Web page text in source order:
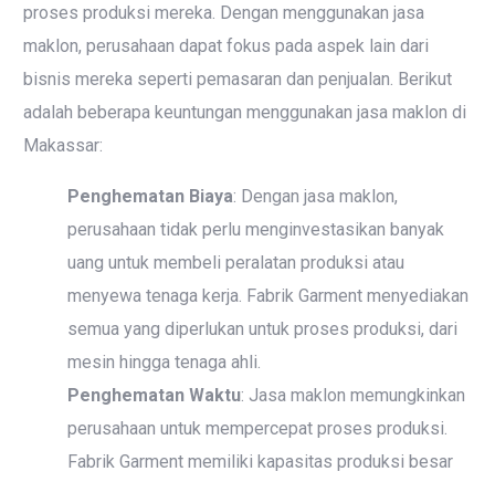
proses produksi mereka. Dengan menggunakan jasa
maklon, perusahaan dapat fokus pada aspek lain dari
bisnis mereka seperti pemasaran dan penjualan. Berikut
adalah beberapa keuntungan menggunakan jasa maklon di
Makassar:
Penghematan Biaya: Dengan jasa maklon,
perusahaan tidak perlu menginvestasikan banyak
uang untuk membeli peralatan produksi atau
menyewa tenaga kerja. Fabrik Garment menyediakan
semua yang diperlukan untuk proses produksi, dari
mesin hingga tenaga ahli.
Penghematan Waktu: Jasa maklon memungkinkan
perusahaan untuk mempercepat proses produksi.
Fabrik Garment memiliki kapasitas produksi besar